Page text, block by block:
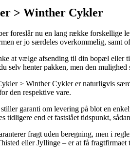
> Winther Cykler
foreslår nu en lang række forskellige
er jo særdeles overkommelig, samt
at vælge afsending til din bopæl eller
selv henter pakken, men den
> Winther Cykler er naturligvis
den respektive vare.
garanti om levering på blot en
tidligere end et fastslået tidspunkt,
fragt uden beregning, men i
eller Jyllinge – er at få fragtfirmaet